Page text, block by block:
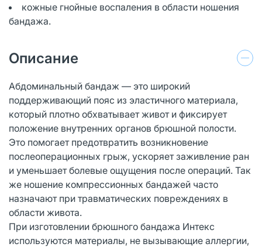
кожные гнойные воспаления в области ношения
бандажа.
Описание
Абдоминальный бандаж — это широкий
поддерживающий пояс из эластичного материала,
который плотно обхватывает живот и фиксирует
положение внутренних органов брюшной полости.
Это помогает предотвратить возникновение
послеоперационных грыж, ускоряет заживление ран
и уменьшает болевые ощущения после операций. Так
же ношение компрессионных бандажей часто
назначают при травматических повреждениях в
области живота.
При изготовлении брюшного бандажа Интекс
используются материалы, не вызывающие аллергии,